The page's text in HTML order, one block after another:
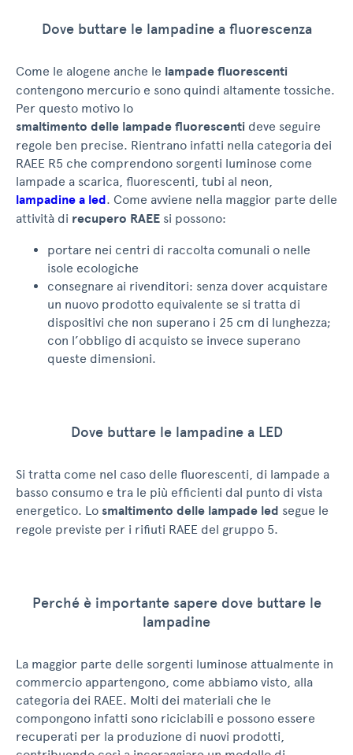
Dove buttare le lampadine a fluorescenza
Come le alogene anche le lampade fluorescenti
contengono mercurio e sono quindi altamente tossiche.
Per questo motivo lo
smaltimento delle lampade fluorescenti deve seguire
regole ben precise. Rientrano infatti nella categoria dei
RAEE R5 che comprendono sorgenti luminose come
lampade a scarica, fluorescenti, tubi al neon,
lampadine a led. Come avviene nella maggior parte delle
attività di recupero RAEE si possono:
portare nei centri di raccolta comunali o nelle
isole ecologiche
consegnare ai rivenditori: senza dover acquistare
un nuovo prodotto equivalente se si tratta di
dispositivi che non superano i 25 cm di lunghezza;
con l’obbligo di acquisto se invece superano
queste dimensioni.
Dove buttare le lampadine a LED
Si tratta come nel caso delle fluorescenti, di lampade a
basso consumo e tra le più efficienti dal punto di vista
energetico. Lo smaltimento delle lampade led segue le
regole previste per i rifiuti RAEE del gruppo 5.
Perché è importante sapere dove buttare le
lampadine
La maggior parte delle sorgenti luminose attualmente in
commercio appartengono, come abbiamo visto, alla
categoria dei RAEE. Molti dei materiali che le
compongono infatti sono riciclabili e possono essere
recuperati per la produzione di nuovi prodotti,